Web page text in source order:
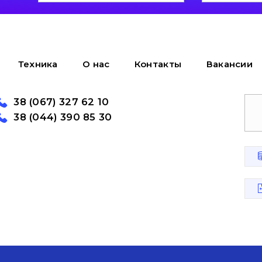
Техника О нас Контакты Вакансии
38 (067) 327 62 10
38 (044) 390 85 30